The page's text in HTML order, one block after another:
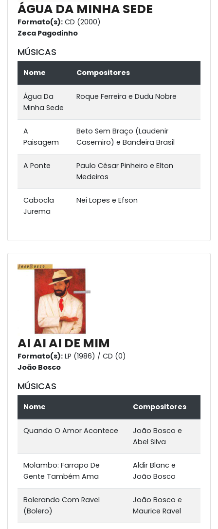
ÁGUA DA MINHA SEDE
Formato(s): CD (2000)
Zeca Pagodinho
MÚSICAS
Nome Compositores
Água Da
Minha Sede
Roque Ferreira e Dudu Nobre
A
Paisagem
Beto Sem Braço (Laudenir
Casemiro) e Bandeira Brasil
A Ponte
Paulo César Pinheiro e Elton
Medeiros
Cabocla
Jurema
Nei Lopes e Efson
AI AI AI DE MIM
Formato(s): LP (1986) / CD (0)
João Bosco
MÚSICAS
Nome Compositores
Quando O Amor Acontece
João Bosco e
Abel Silva
Molambo: Farrapo De
Gente Também Ama
Aldir Blanc e
João Bosco
Bolerando Com Ravel
(Bolero)
João Bosco e
Maurice Ravel